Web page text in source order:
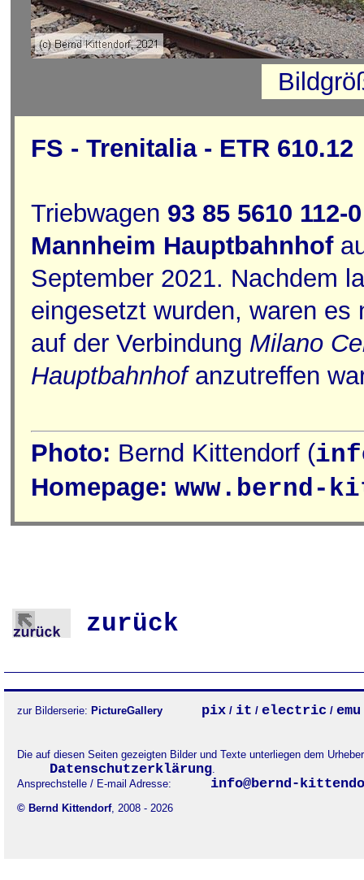
FS - Trenitalia - ETR 610.12
Triebwagen 93 85 5610 112-
Mannheim Hauptbahnhof
September 2021. Nachdem
eingesetzt wurden, waren
auf der Verbindung Milano
Hauptbahnhofanzutreffen
Photo: Bernd Kittendorf (
Homepage: www.bernd-
zurück
zur Bilderserie: PictureGallery pix / it / electric / emu
Die auf diesen Seiten gezeigten Bilder und Texte unterliegen dem
Datenschutzerklärung.
Ansprechstelle / E-mail Adresse:
info@bernd-
© Bernd Kittendorf, 2008 - 2026